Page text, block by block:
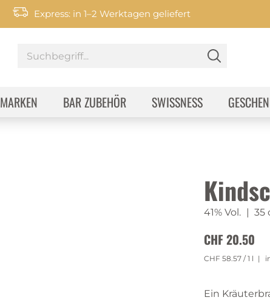
Express: in 1–2 Werktagen geliefert
MARKEN BAR ZUBEHÖR SWISSNESS
41% Vol. | 35
CHF 20.50
CHF 58.57/ 1 l
Ein